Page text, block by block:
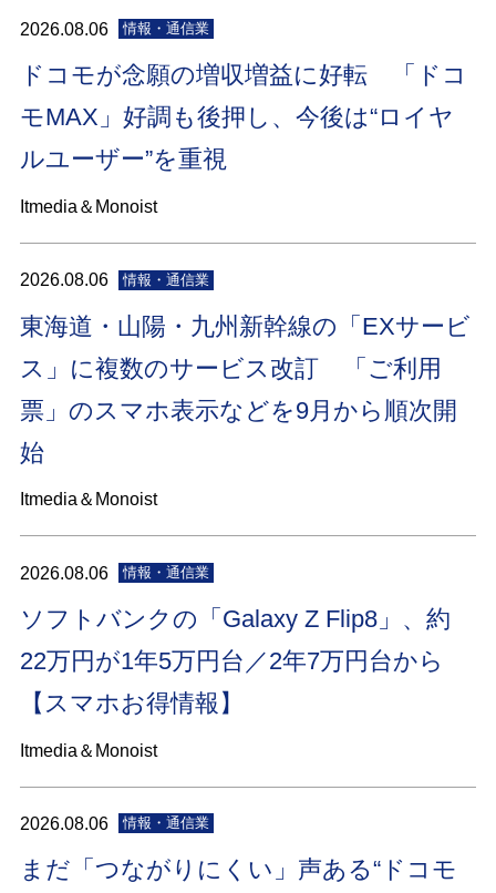
2026.08.06 情報・通信業
ドコモが念願の増収増益に好転 「ドコ
モMAX」好調も後押し、今後は“ロイヤ
ルユーザー”を重視
Itmedia＆Monoist
2026.08.06 情報・通信業
東海道・山陽・九州新幹線の「EXサービ
ス」に複数のサービス改訂 「ご利用
票」のスマホ表示などを9月から順次開
始
Itmedia＆Monoist
2026.08.06 情報・通信業
ソフトバンクの「Galaxy Z Flip8」、約
22万円が1年5万円台／2年7万円台から
【スマホお得情報】
Itmedia＆Monoist
2026.08.06 情報・通信業
まだ「つながりにくい」声ある“ドコモ